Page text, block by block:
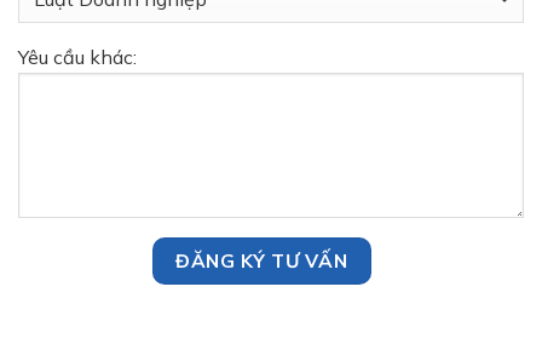
Yêu cầu khác: